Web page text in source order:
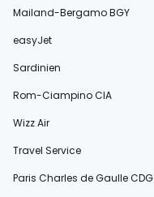
Mailand-Bergamo BGY
easyJet
Sardinien
Rom-Ciampino CIA
Wizz Air
Travel Service
Paris Charles de Gaulle CDG